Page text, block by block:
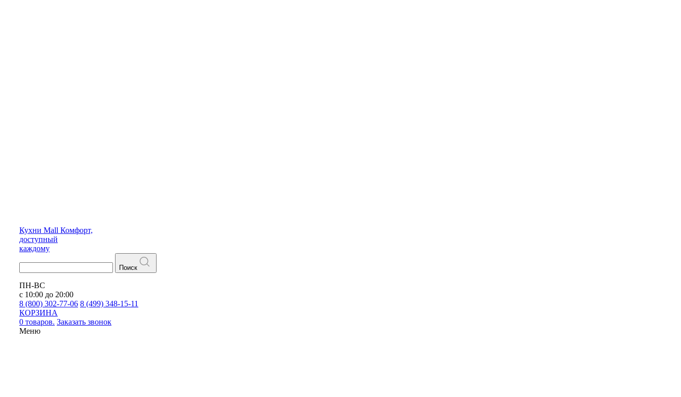
Кухни Mall Комфорт,
доступный
каждому
Поиск
ПН-ВС
с 10:00 до 20:00
8 (800) 302-77-06 8 (499) 348-15-11
КОРЗИНА
0 товаров. Заказать звонок
Меню